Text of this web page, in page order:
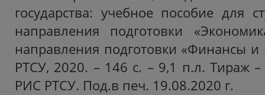
государства: учебное пособие для
направления подготовки
направления подготовки «Финансы
РТСУ, 2020. – 146 с. – 9,1 п.л. Тираж
РИС РТСУ. Под.в печ. 19.08.2020 г.